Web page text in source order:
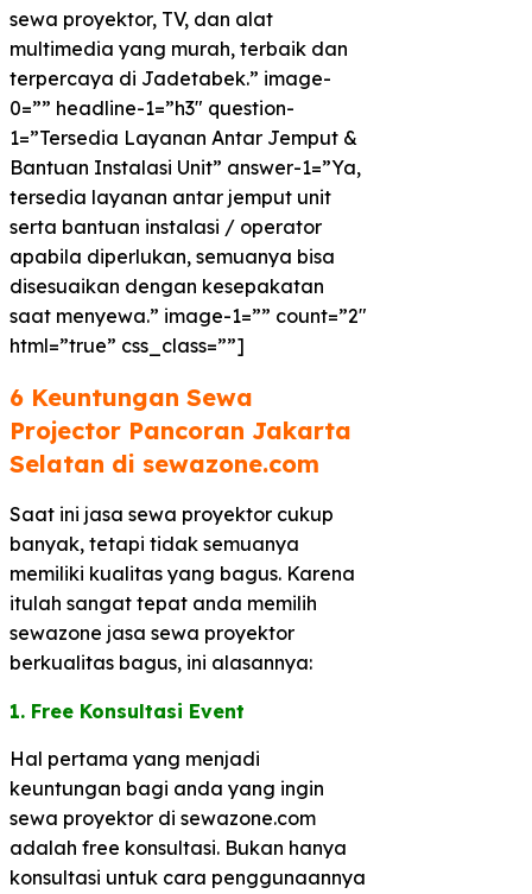
sewa proyektor, TV, dan alat
multimedia yang murah, terbaik dan
terpercaya di Jadetabek.” image-
0=”” headline-1=”h3″ question-
1=”Tersedia Layanan Antar Jemput &
Bantuan Instalasi Unit” answer-1=”Ya,
tersedia layanan antar jemput unit
serta bantuan instalasi / operator
apabila diperlukan, semuanya bisa
disesuaikan dengan kesepakatan
saat menyewa.” image-1=”” count=”2″
html=”true” css_class=””]
6 Keuntungan Sewa
Projector Pancoran Jakarta
Selatan di sewazone.com​
Saat ini jasa sewa proyektor cukup
banyak, tetapi tidak semuanya
memiliki kualitas yang bagus. Karena
itulah sangat tepat anda memilih
sewazone jasa sewa proyektor
berkualitas bagus, ini alasannya:
1. Free Konsultasi Event
Hal pertama yang menjadi
keuntungan bagi anda yang ingin
sewa proyektor di sewazone.com
adalah free konsultasi. Bukan hanya
konsultasi untuk cara penggunaannya